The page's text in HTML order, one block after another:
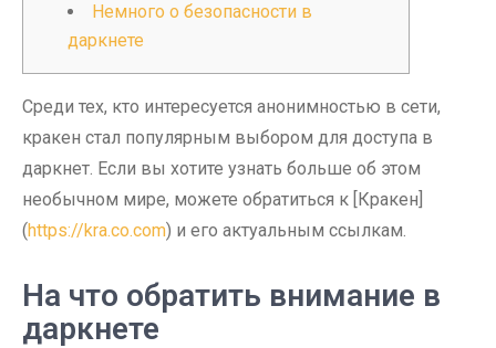
Немного о безопасности в
даркнете
Среди тех, кто интересуется анонимностью в сети,
кракен стал популярным выбором для доступа в
даркнет. Если вы хотите узнать больше об этом
необычном мире, можете обратиться к [Кракен]
(https://kra.co.com) и его актуальным ссылкам.
На что обратить внимание в
даркнете